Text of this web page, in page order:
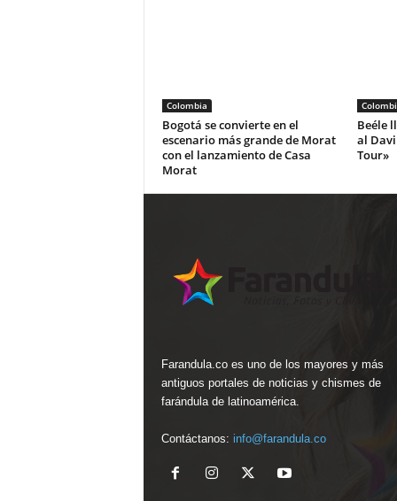
Colombia
Bogotá se convierte en el
escenario más grande de Morat
con el lanzamiento de Casa
Morat
Beéle
al
Tour»
Farandula.co es uno de los mayores y más
antiguos portales de noticias y chismes de
farándula de latinoamérica.
Contáctanos: info@farandula.co